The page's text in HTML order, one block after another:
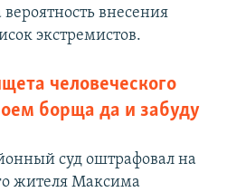
внесения
экстремистов.
человеческого
борща да и забуду
суд оштрафовал на
жителя Максима